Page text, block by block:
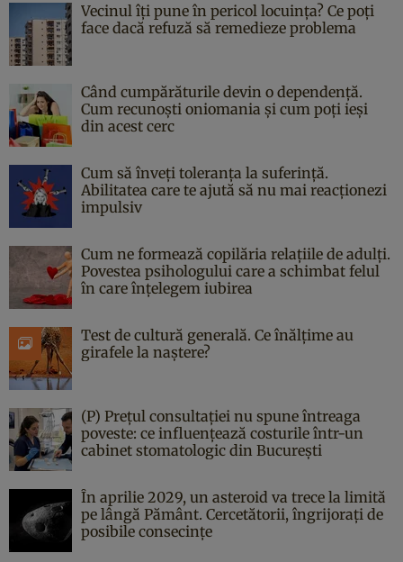
Vecinul îți pune în pericol locuința? Ce poți
face dacă refuză să remedieze problema
Când cumpărăturile devin o dependență.
Cum recunoști oniomania și cum poți ieși
din acest cerc
Cum să înveți toleranța la suferință.
Abilitatea care te ajută să nu mai reacționezi
impulsiv
Cum ne formează copilăria relațiile de adulți.
Povestea psihologului care a schimbat felul
în care înțelegem iubirea
Test de cultură generală. Ce înălțime au
girafele la naștere?
(P) Prețul consultației nu spune întreaga
poveste: ce influențează costurile într-un
cabinet stomatologic din București
În aprilie 2029, un asteroid va trece la limită
pe lângă Pământ. Cercetătorii, îngrijorați de
posibile consecințe